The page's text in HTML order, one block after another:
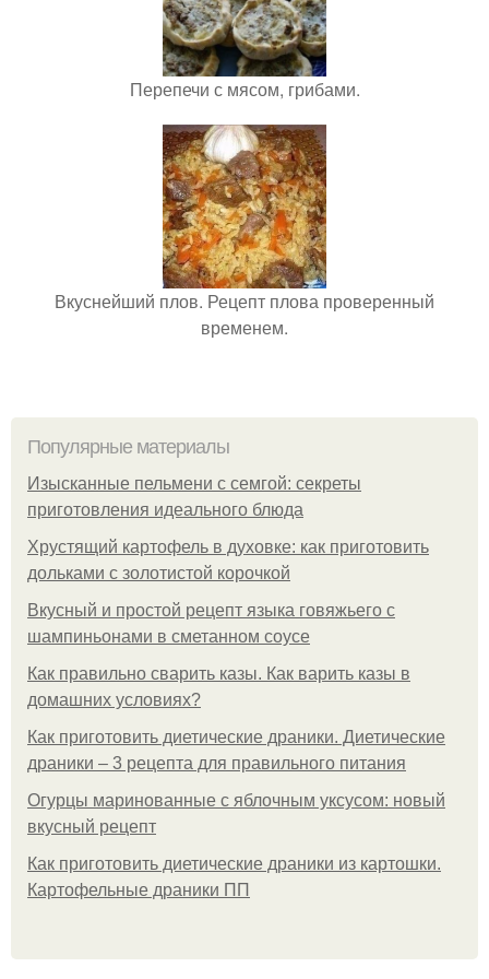
Перепечи с мясом, грибами.
Вкуснейший плов. Рецепт плова проверенный
временем.
Популярные материалы
Изысканные пельмени с семгой: секреты
приготовления идеального блюда
Хрустящий картофель в духовке: как приготовить
дольками с золотистой корочкой
Вкусный и простой рецепт языка говяжьего с
шампиньонами в сметанном соусе
Как правильно сварить казы. Как варить казы в
домашних условиях?
Как приготовить диетические драники. Диетические
драники – 3 рецепта для правильного питания
Огурцы маринованные с яблочным уксусом: новый
вкусный рецепт
Как приготовить диетические драники из картошки.
Картофельные драники ПП